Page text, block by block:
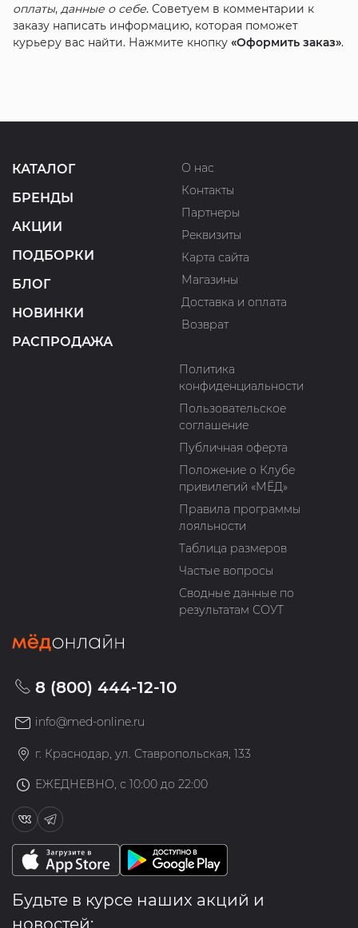
оплаты, данные о себе. Советуем в комментарии к
заказу написать информацию, которая поможет
курьеру вас найти. Нажмите кнопку «Оформить заказ».
КАТАЛОГ
БРЕНДЫ
АКЦИИ
ПОДБОРКИ
БЛОГ
НОВИНКИ
РАСПРОДАЖА
О нас
Контакты
Партнеры
Реквизиты
Карта сайта
Магазины
Доставка и оплата
Возврат
Политика
конфиденциальности
Пользовательское
соглашение
Публичная оферта
Положение о Клубе
привилегий «МЁД»
Правила программы
лояльности
Таблица размеров
Частые вопросы
Сводные данные по
результатам СОУТ
8 (800) 444-12-10
info@med-online.ru
г. Краснодар, ул. Ставропольская, 133
ЕЖЕДНЕВНО, с 10:00 до 22:00
Будьте в курсе наших акций и
новостей: